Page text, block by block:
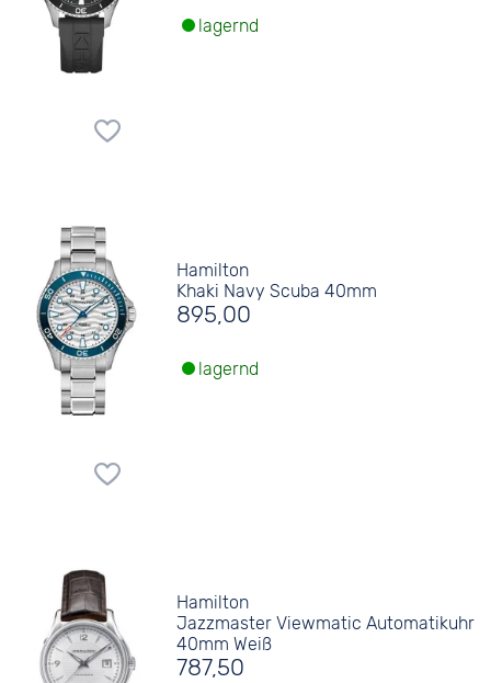
lagernd
Hamilton
Khaki Navy Scuba 40mm
895,00
lagernd
Hamilton
Jazzmaster Viewmatic Automatikuhr
40mm Weiß
787,50